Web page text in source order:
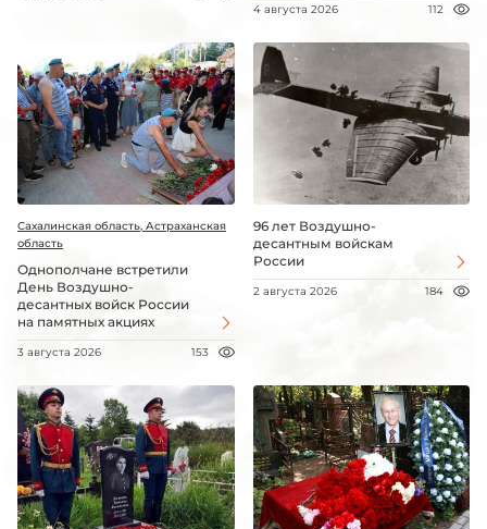
4 августа 2026 112
Сахалинская область, Астраханская
область
Однополчане встретили
День Воздушно-
десантных войск России
на памятных акциях
3 августа 2026 153
96 лет Воздушно-
десантным войскам
России
2 августа 2026 184